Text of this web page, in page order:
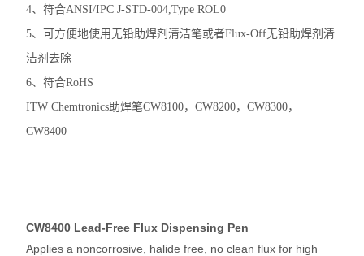
4、符合ANSI/IPC J-STD-004,Type ROL0
5、可方便地使用无铅助焊剂清洁笔或者Flux-Off无铅助焊剂清
洁剂去除
6、符合RoHS
ITW Chemtronics助焊笔CW8100，CW8200，CW8300，
CW8400
CW8400 Lead-Free Flux Dispensing Pen
Applies a noncorrosive, halide free, no clean flux for high